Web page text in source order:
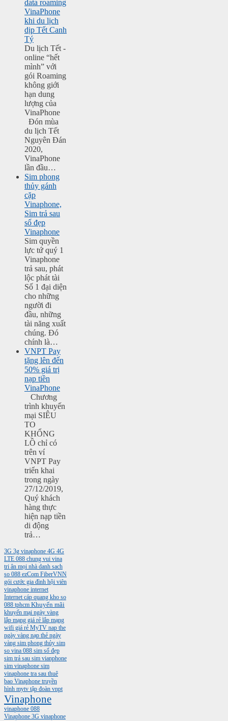
data roaming
VinaPhone
khi du lịch
dịp Tết Canh
Tý
Du lịch Tết -
online “hết
mình” với
gói Roaming
không giới
hạn dung
lượng của
VinaPhone
Đón mùa
du lịch Tết
Nguyên Đán
2020,
VinaPhone
lần đầu…
Sim phong
thủy gánh
cặp
Vinaphone,
Sim trả sau
số đẹp
Vinaphone
Sim quyền
lực tứ quý 1
Vinaphone
trả sau, phát
lộc phát tài
Số 1 đại diện
cho những
người đi
đầu, những
tài năng xuất
chúng. Đó
chính là…
VNPT Pay
tặng lên đến
50% giá trị
nạp tiền
VinaPhone
Chương
trình khuyến
mại SIÊU
TO
KHỔNG
LỒ chỉ có
trên ví
VNPT Pay
triển khai
trong ngày
27/12/2019,
Quý khách
hàng thực
hiện nạp tiền
di động
trả…
3G 3g vinaphone 4G 4G
LTE 088 chung vui vina
tri ân mọi nhà danh sach
so 088 ezCom FiberVNN
gói cước gia đình hội viên
vinaphone internet
Internet cáp quang kho so
088 tphcm Khuyến mãi
khuyến mại ngày vàng
lắp mạng giá rẻ lắp mạng
wifi giá rẻ MyTV nap the
ngày vàng nạp thẻ ngày
vàng sim phong thủy sim
so vina 088 sim số đẹp
sim trả sau sim vianphone
sim vinaphone sim
vinaphone tra sau thuê
bao Vinaphone truyền
hình mytv tập đoàn vnpt
Vinaphone
vinaphone 088
Vinaphone 3G vinaphone